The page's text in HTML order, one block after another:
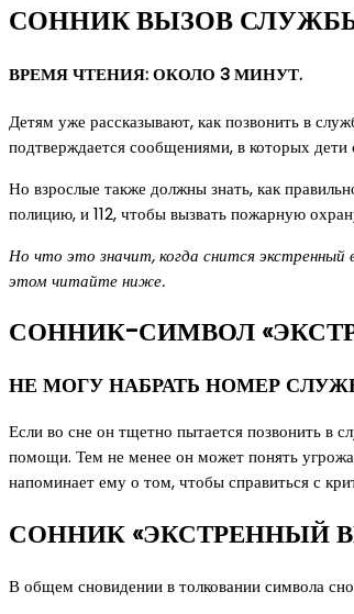
СОННИК ВЫЗОВ
ВРЕМЯ ЧТЕНИЯ: ОКОЛО 3 МИНУТ.
Детям уже рассказывают, как позвонить в
подтверждается сообщениями, в которых
Но взрослые также должны знать, как
полицию, и 112, чтобы вызвать пожарную
Но что это значит, когда снится
этом читайте ниже.
СОННИК-СИМВОЛ
НЕ МОГУ НАБРАТЬ НОМЕР
Если во сне он тщетно пытается позвонить в
помощи. Тем не менее он может понять
напоминает ему о том, чтобы справиться с
СОННИК «ЭКСТРЕННЫЙ
В общем сновидении в толковании символа